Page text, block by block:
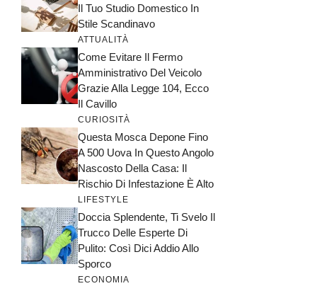
Il Tuo Studio Domestico In
Stile Scandinavo
ATTUALITÀ
Come Evitare Il Fermo
Amministrativo Del Veicolo
Grazie Alla Legge 104, Ecco
Il Cavillo
CURIOSITÀ
Questa Mosca Depone Fino
A 500 Uova In Questo Angolo
Nascosto Della Casa: Il
Rischio Di Infestazione È Alto
LIFESTYLE
Doccia Splendente, Ti Svelo Il
Trucco Delle Esperte Di
Pulito: Così Dici Addio Allo
Sporco
ECONOMIA